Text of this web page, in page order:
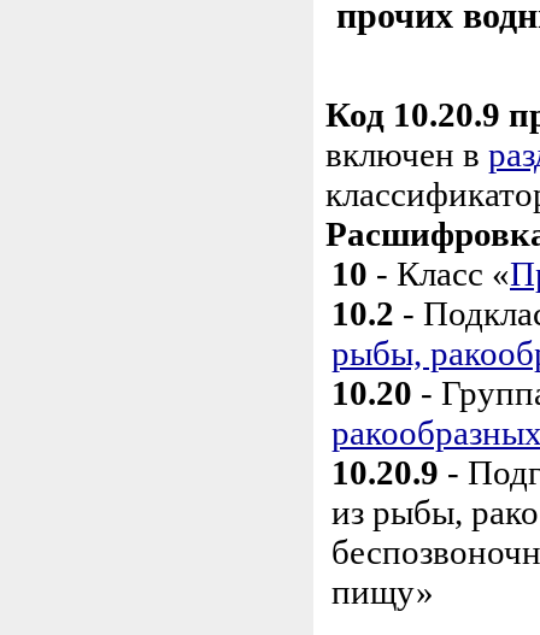
прочих
Код 10.20.9
включен в
10 - Класс «
10.2 -
рыбы,
10.20 -
10.20.9 -
из рыбы,
пищу»